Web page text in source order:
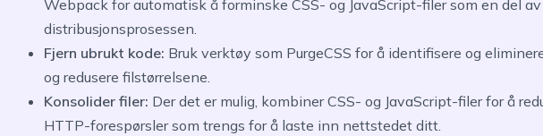
Webpack for automatisk å forminske CSS- og JavaScript-filer som en del av
distribusjonsprosessen.
Fjern ubrukt kode: Bruk verktøy som PurgeCSS for å identifisere og
og redusere filstørrelsene.
Konsolider filer: Der det er mulig, kombiner CSS- og JavaScript-filer for å
HTTP-forespørsler som trengs for å laste inn nettstedet ditt.